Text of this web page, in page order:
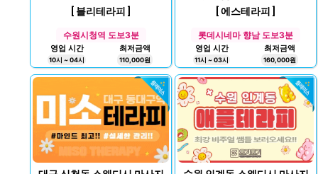
[ 블리테라피 ]
수원시청역 도보3분
영업 시간
10시 ~ 04시
최저금액
110,000원
[ 에스테라피 ]
롯데시네마 향남 도보3분
영업 시간
11시 ~ 03시
최저금액
160,000원